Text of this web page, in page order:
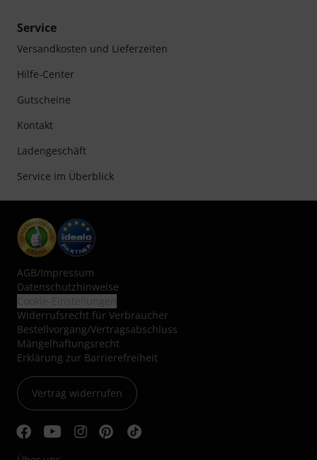
Service
Versandkosten und Lieferzeiten
Hilfe-Center
Gutscheine
Kontakt
Ladengeschäft
Service im Überblick
AGB/Impressum
Datenschutzhinweise
Widerrufsrecht für Verbraucher
Bestellvorgang/Vertragsabschluss
Mängelhaftungsrecht
Erklärung zur Barrierefreiheit
Vertrag widerrufen